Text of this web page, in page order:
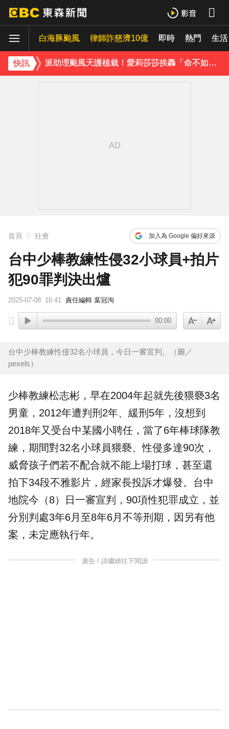
白海豚颱風 律師詐慈濟10億 即時 熱門 生活
快訊
百萬網紅失蹤3年遇害！遭閨密設局赴菲「綁架撕票」千萬贖金救不回
派助理颱風天護植栽！愛莉莎莎挨轟「命不如植物」反擊：不會被吹出去
首頁 社會 加入為 Google 偏好來源
台中少棒教練性侵32小球員+拍片
犯90罪判決出爐
2025-07-08 16:41 責任編輯 葉冠洵
00:00
台中少棒教練性侵32名小球員，今日一審宣判。（圖／
pexels）
少棒教練松志彬，早在2004年起就先後猥褻3名
男童，2012年遭判刑2年、緩刑5年，沒想到
2018年又受台中某國小聘任，當了6年棒球隊教
練，期間對32名小球員猥褻、性侵多達90次，
威脅孩子們若不配合就不能上場打球，甚至還
拍下34段不雅影片，經家長投訴才爆發。台中
地院今（8）日一審宣判，90項性犯罪成立，並
分別判處3年6月至8年6月不等刑期，因另有他
案，未定應執行年。
廣告 / 請繼續往下閱讀